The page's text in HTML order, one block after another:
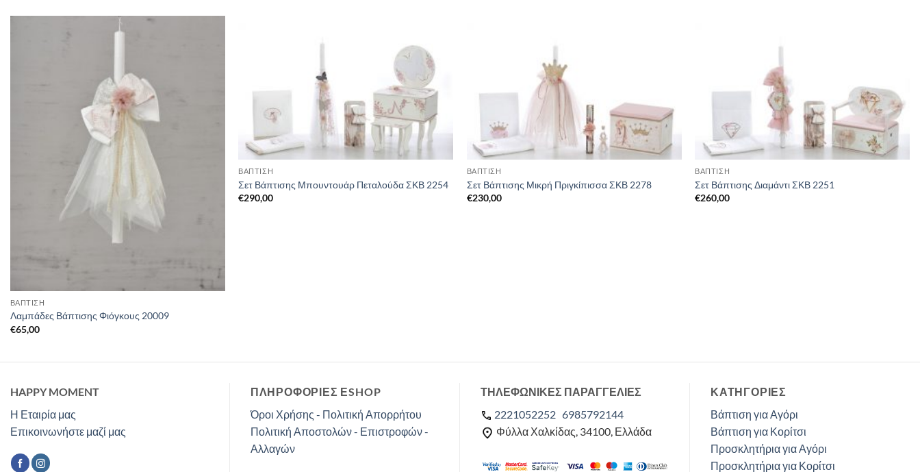
ΒΑΠΤΙΣΗ
Λαμπάδες Βάπτισης Φιόγκους 20009
€65,00
ΒΑΠΤΙΣΗ
Σετ Βάπτισης Μπουντουάρ Πεταλούδα ΣΚΒ 2254
€290,00
ΒΑΠΤΙΣΗ
Σετ Βάπτισης Μικρή Πριγκίπισσα ΣΚΒ 2278
€230,00
ΒΑΠΤΙΣΗ
Σετ Βάπτισης Διαμάντι ΣΚΒ 2251
€260,00
HAPPY MOMENT
Η Εταιρία μας
Επικοινωνήστε μαζί μας
ΠΛΗΡΟΦΟΡΙΕΣ ΕSHOP
Όροι Χρήσης - Πολιτική Απορρήτου
Πολιτική Αποστολών - Επιστροφών -
Αλλαγών
ΤΗΛΕΦΩΝΙΚΕΣ ΠΑΡΑΓΓΕΛΙΕΣ
2221052252 6985792144
Φύλλα Χαλκίδας, 34100, Ελλάδα
ΚΑΤΗΓΟΡΊΕΣ
Βάπτιση για Αγόρι
Βάπτιση για Κορίτσι
Προσκλητήρια για Αγόρι
Προσκλητήρια για Κορίτσι